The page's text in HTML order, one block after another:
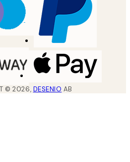
©2026, DESENIO AB